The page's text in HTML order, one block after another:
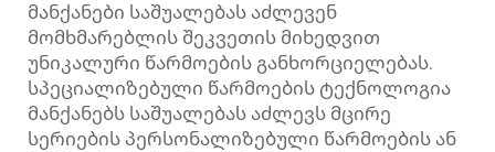
მანქანები საშუალებას აძლევენ
მომხმარებლის შეკვეთის მიხედვით
უნიკალური წარმოების განხორციელებას.
სპეციალიზებული წარმოების ტექნოლოგია
მანქანებს საშუალებას აძლევს მცირე
სერიების პერსონალიზებული წარმოების ან